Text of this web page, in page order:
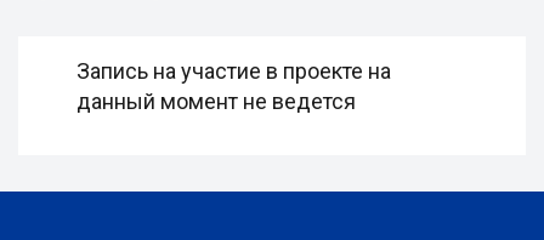
Запись на участие в проекте на
данный момент не ведется